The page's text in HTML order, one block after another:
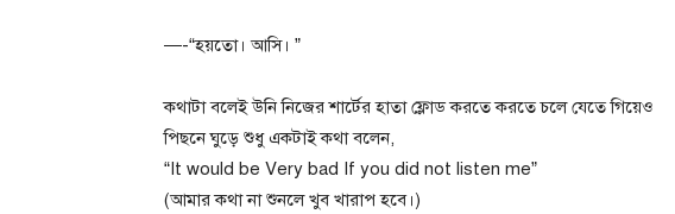
—-“হয়তো। আসি। ”
কথাটা বলেই উনি নিজের শার্টের হাতা ফ্লোড করতে করতে চলে যেতে গিয়েও
পিছনে ঘুড়ে শুধু একটাই কথা বলেন,
“It would be Very bad If you did not listen me”
(আমার কথা না শুনলে খুব খারাপ হবে।)